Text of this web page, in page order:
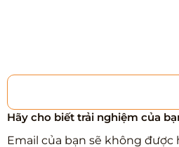
Hãy cho biết trải nghiệm của
Email của bạn sẽ không được